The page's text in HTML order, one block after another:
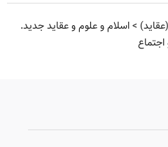
>اسلام و علوم و عقاید جدید.